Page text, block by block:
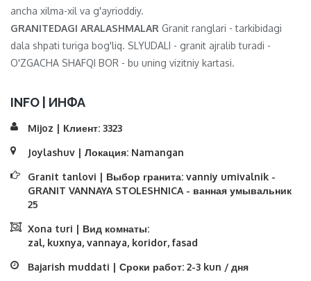
ancha xilma-xil va g'ayrioddiy.
GRANITEDAGI ARALASHMALAR Granit ranglari - tarkibidagi
dala shpati turiga bog'liq. SLYUDALI - granit ajralib turadi -
O'ZGACHA SHAFQI BOR - bu uning vizitniy kartasi.
INFO | ИНФА
Mijoz | Клиент: 3323
Joylashuv | Локация: Namangan
Granit tanlovi | Выбор гранита: vanniy umivalnik -
GRANIT VANNAYA STOLESHNICA - ванная умывальник
25
Xona turi | Вид комнаты:
zal, kuxnya, vannaya, koridor, fasad
Bajarish muddati | Сроки работ: 2-3 kun / дня